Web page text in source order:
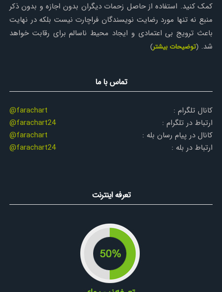
کمک کنید. استفاده از حاصل زحمات دیگران بدون اجازه و بدون ذکر
منبع نه تنها مورد رضایت نویسندگان فراچارت نیست بلکه در نهایت
باعث ترویج بی اعتمادی و ایجاد محیط ناسالم برای رقابت خواهد
شد. (توضیحات بیشتر)
تماس با ما
کانال تلگرام :
@farachart
ارتباط در تلگرام :
@farachart24
کانال در پیام رسان بله :
@farachart
ارتباط در بله :
@farachart24
تعرفه اینترنت